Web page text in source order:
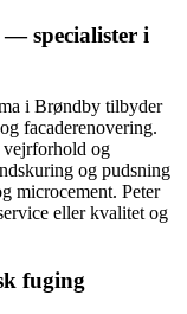
— specialister i
i Brøndby tilbyder
facaderenovering.
vejrforhold og
og pudsning
microcement. Peter
eller kvalitet og
fuging